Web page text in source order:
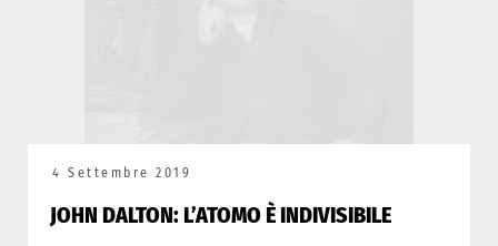
4 Settembre 2019
JOHN DALTON: L’ATOMO È INDIVISIBILE